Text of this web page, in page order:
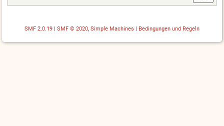
SMF 2.0.19 | SMF © 2020 Simple Machines | Bedingungen und Regeln